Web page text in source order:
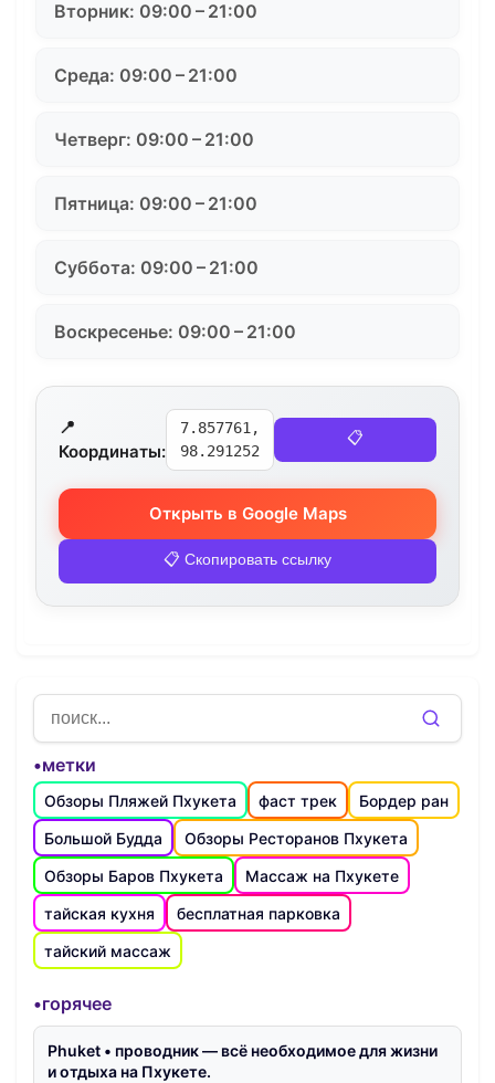
Вторник: 09:00 – 21:00
Среда: 09:00 – 21:00
Четверг: 09:00 – 21:00
Пятница: 09:00 – 21:00
Суббота: 09:00 – 21:00
Воскресенье: 09:00 – 21:00
📍
Координаты:
7.857761,
98.291252
📋
Открыть в Google Maps
📋 Скопировать ссылку
•метки
Обзоры Пляжей Пхукета фаст трек
Бордер ран
Большой Будда
Обзоры Ресторанов Пхукета
Обзоры Баров Пхукета
Массаж на Пхукете
тайская кухня
бесплатная парковка
тайский массаж
•горячее
Phuket • проводник — всё необходимое для жизни
и отдыха на Пхукете.